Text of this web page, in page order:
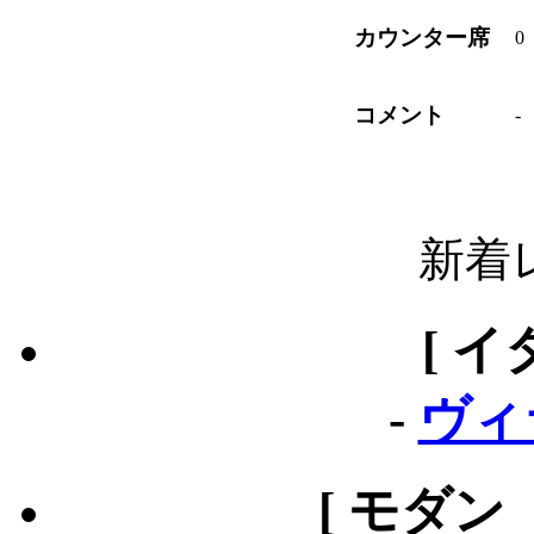
カウンター席 0
コメント -
新着
[ イ
- ヴ
[ モダ